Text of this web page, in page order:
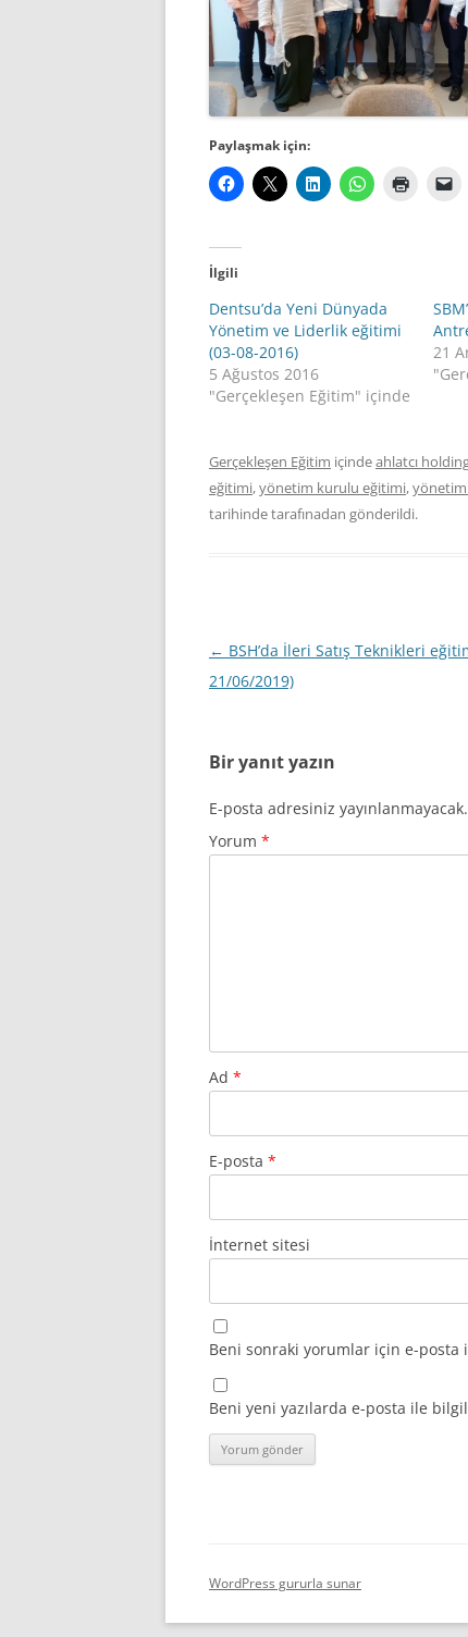
Paylaşmak için:
İlgili
Dentsu’da Yeni Dünyada
Yönetim ve Liderlik eğitimi
(03-08-2016)
5 Ağustos 2016
"Gerçekleşen Eğitim" içinde
21
Gerçekleşen Eğitim içindeahlatcı
eğitimi,yönetim kurulu eğitimi,
tarihindetarafınadan gönderildi.
Yazı
dolaşımı
← BSH’da İleri Satış Teknikleri
21/06/2019)
Bir yanıt yazın
E-posta adresiniz yayınlanmayacak.
Yorum *
Ad *
E-posta *
İnternet sitesi
Beni sonraki yorumlar için e-posta
Beni yeni yazılarda e-posta ile
WordPress gururla sunar